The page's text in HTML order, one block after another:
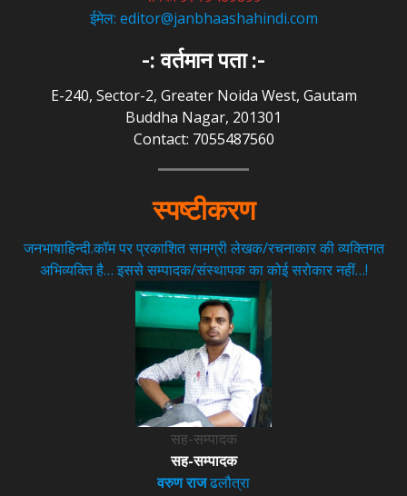
ईमेल: editor@janbhaashahindi.com
-: वर्तमान पता :-
E-240, Sector-2, Greater Noida West, Gautam
Buddha Nagar, 201301
Contact: 7055487560
स्पष्टीकरण
जनभाषाहिन्दी.कॉम पर प्रकाशित सामग्री लेखक/रचनाकार की व्यक्तिगत
अभिव्यक्ति है… इससे सम्पादक/संस्थापक का कोई सरोकार नहीं…!
सह-सम्पादक
सह-सम्पादक
वरुण राजढलौत्रा